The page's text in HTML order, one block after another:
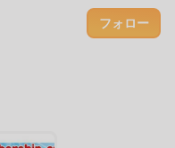
フォロー